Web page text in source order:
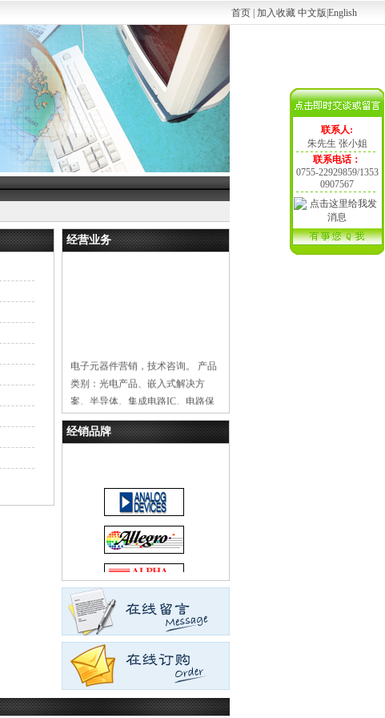
联系人:
朱先生 张小姐
联系电话：
0755-22929859/1353
0907567
首页 加入收藏 中文版 English
经营业务
电子元器件营销，技术咨询。 产品
类别：光电产品、嵌入式解决方
案、半导体、集成电路IC、电路保
护、无源元件、连接器、机电产
品、传感器、热管理产品、电源、
经销品牌